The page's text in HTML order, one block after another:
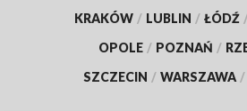
KRAKÓW / LUBLIN / ŁÓDŹ
OPOLE / POZNAŃ /
SZCZECIN / WARSZAWA /